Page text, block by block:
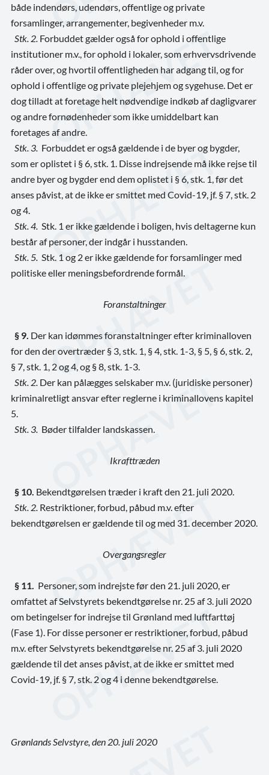
både indendørs, udendørs, offentlige og private
forsamlinger, arrangementer, begivenheder m.v.
Stk. 2. Forbuddet gælder også for ophold i offentlige
institutioner m.v., for ophold i lokaler, som erhvervsdrivende
råder over, og hvortil offentligheden har adgang til, og for
ophold i offentlige og private plejehjem og sygehuse. Det er
dog tilladt at foretage helt nødvendige indkøb af dagligvarer
og andre fornødenheder som ikke umiddelbart kan
foretages af andre.
Stk. 3. Forbuddet er også gældende i de byer og bygder,
som er oplistet i § 6, stk. 1. Disse indrejsende må ikke rejse til
andre byer og bygder end dem oplistet i § 6, stk. 1, før det
anses påvist, at de ikke er smittet med Covid-19, jf. § 7, stk. 2
og 4.
Stk. 4. Stk. 1 er ikke gældende i boligen, hvis deltagerne kun
består af personer, der indgår i husstanden.
Stk. 5. Stk. 1 og 2 er ikke gældende for forsamlinger med
politiske eller meningsbefordrende formål.
Foranstaltninger
§ 9. Der kan idømmes foranstaltninger efter kriminalloven
for den der overtræder § 3, stk. 1, § 4, stk. 1-3, § 5, § 6, stk. 2,
§ 7, stk. 1, 2 og 4, og § 8, stk. 1-3.
Stk. 2. Der kan pålægges selskaber m.v. (juridiske personer)
kriminalretligt ansvar efter reglerne i kriminallovens kapitel
5.
Stk. 3. Bøder tilfalder landskassen.
Ikrafttræden
§ 10. Bekendtgørelsen træder i kraft den 21. juli 2020.
Stk. 2. Restriktioner, forbud, påbud m.v. efter
bekendtgørelsen er gældende til og med 31. december 2020.
Overgangsregler
§ 11.
Personer, som indrejste før den 21. juli 2020, er
omfattet af Selvstyrets bekendtgørelse nr. 25 af 3. juli 2020
om betingelser for indrejse til Grønland med luftfarttøj
(Fase 1). For disse personer er restriktioner, forbud, påbud
m.v. efter Selvstyrets bekendtgørelse nr. 25 af 3. juli 2020
gældende til det anses påvist, at de ikke er smittet med
Covid-19, jf. § 7, stk. 2 og 4 i denne bekendtgørelse.
Grønlands Selvstyre, den 20. juli 2020